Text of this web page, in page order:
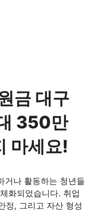
금 대구
350만
마세요!
거나 활동하는 청년들
화되었습니다. 취업
정, 그리고 자산 형성